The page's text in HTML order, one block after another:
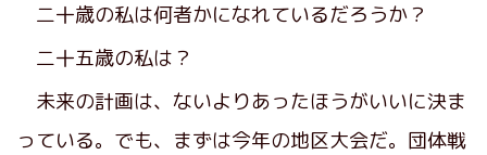
二十歳の私は何者かになれているだろうか？
二十五歳の私は？
未来の計画は、ないよりあったほうがいいに決ま
っている。でも、まずは今年の地区大会だ。団体戦